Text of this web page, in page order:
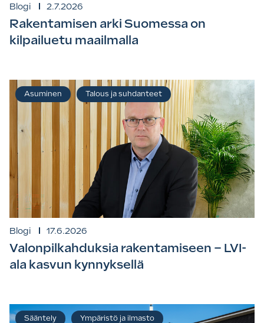
Blogi 2.7.2026
Rakentamisen arki Suomessa on
kilpailuetu maailmalla
Blogi 17.6.2026
Valonpilkahduksia rakentamiseen – LVI-
ala kasvun kynnyksellä
Asuminen Talous ja suhdanteet
Sääntely Ympäristö ja ilmasto